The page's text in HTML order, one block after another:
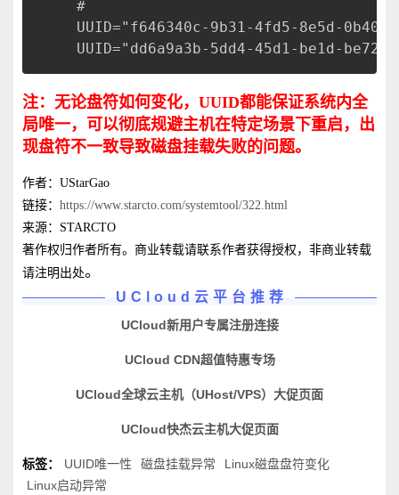
#
UUID="f646340c-9b31-4fd5-8e5d-
注：无论盘符如何变化，UUID都能保证系统内全
局唯一，可以彻底规避主机在特定场景下重启，出
现盘符不一致导致磁盘挂载失败的问题。
作者：UStarGao
链接： https://www.starcto.com/systemtool/322.html
来源：STARCTO
著作权归作者所有。商业转载请联系作者获得授权，非商业转载
请注明出处。
UCloud云平台推荐
UCloud新用户专属注册连接
UCloud CDN超值特惠专场
UCloud全球云主机（UHost/VPS）大促页面
UCloud快杰云主机大促页面
标签： UUID唯一性 磁盘挂载异常
Linux磁盘盘符变化
Linux启动异常